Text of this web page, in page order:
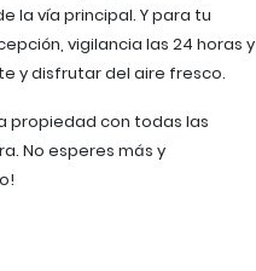
la vía principal. Y para tu
vigilancia las 24 horas y
y disfrutar del aire fresco.
propiedad con todas las
No esperes más y